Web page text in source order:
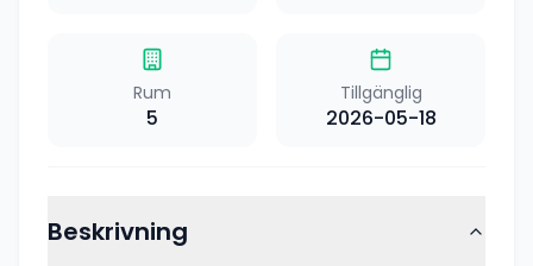
Rum
5
Tillgänglig
2026-05-18
Beskrivning